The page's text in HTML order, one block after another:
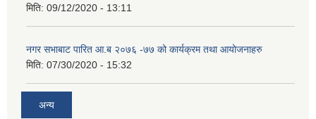
मिति: 09/12/2020 - 13:11
नगर सभाबाट पारित आ.ब २०७६ -७७ को कार्यक्रम तथा आयोजनाहरु
मिति: 07/30/2020 - 15:32
अन्य